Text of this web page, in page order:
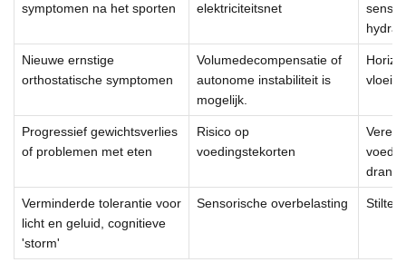
symptomen na het sporten
elektriciteitsnet
Nieuwe ernstige
orthostatische symptomen
Volumedecompensatie of
autonome instabiliteit is
mogelijk.
Progressief gewichtsverlies
of problemen met eten
Risico op
voedingstekorten
Verminderde tolerantie voor
licht en geluid, cognitieve
'storm'
Sensorische overbelasting Stilte,